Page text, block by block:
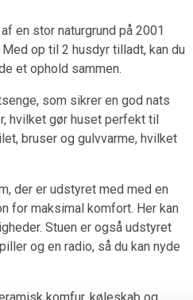
en stor naturgrund på 2001
op til 2 husdyr tilladt, kan du
et ophold sammen.
som sikrer en god nats
hvilket gør huset perfekt til
bruser og gulvvarme, hvilket
der er udstyret med med en
for maksimal komfort. Her kan
Stuen er også udstyret
og en radio, så du kan nyde